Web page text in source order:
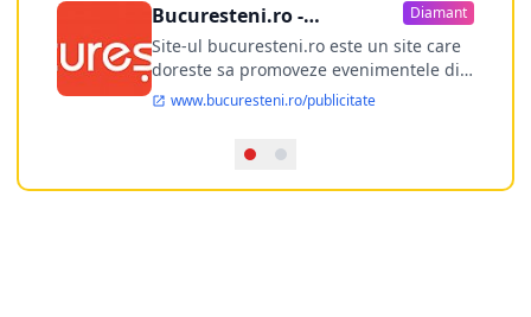
Bucuresteni.ro -
publicitate online
Diamant
Site-ul bucuresteni.ro este un site care
doreste sa promoveze evenimentele din
Bucuresti si nu numai, sa puna la
dispozitia utilizatorului cea mai
Bucuresti-ului, si in acelasi timp sa
ofere posibilitatea firmel...
www.bucuresteni.ro/publicitate